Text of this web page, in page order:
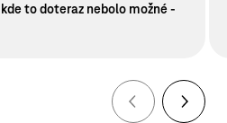
to doteraz nebolo možné -